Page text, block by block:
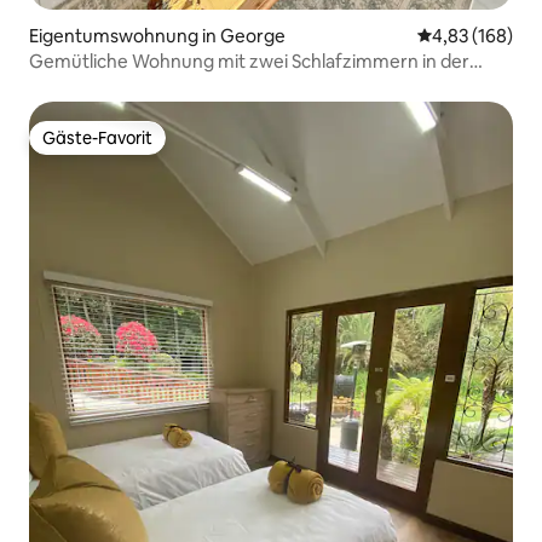
Eigentumswohnung in George
4,83 (168)
Gemütliche Wohnung mit zwei Schlafzimmern in der
Gäste-Favorit
Gäste-Favorit